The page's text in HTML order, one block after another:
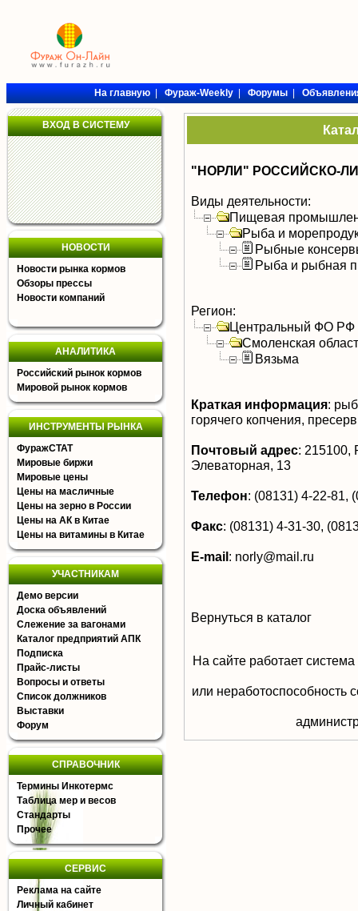
На главную|Фураж-Weekly|Форумы|
ВХОД В СИСТЕМУ
НОВОСТИ
Новости рынка кормов
Обзоры прессы
Новости компаний
АНАЛИТИКА
Российский рынок кормов
Мировой рынок кормов
ИНСТРУМЕНТЫ РЫНКА
ФуражСТАТ
Мировые биржи
Мировые цены
Цены на масличные
Цены на зерно в России
Цены на АК в Китае
Цены на витамины в Китае
УЧАСТНИКАМ
Демо версии
Доска объявлений
Слежение за вагонами
Каталог предприятий АПК
Подписка
Прайс-листы
Вопросы и ответы
Список должников
Выставки
Форум
СПРАВОЧНИК
Термины Инкотермс
Таблица мер и весов
Стандарты
Прочее
СЕРВИС
Реклама на сайте
Личный кабинет
"НОРЛИ" РОССИЙСКО-
Виды деятельности:
Пищевая
Рыба и
Рыбные
Рыба и рыбная
Регион:
Центральный ФО РФ
Смоленская
Вязьма
Краткая информация:
горячего копчения,
Почтовый адрес: 215100,
Элеваторная, 13
Телефон: (08131) 4-22-81,
Факс: (08131) 4-31-30,
E-mail: norly@mail.ru
Вернуться в каталог
На сайте работает
или неработоспособность